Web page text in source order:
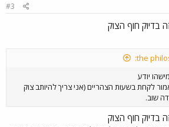
#3
בדיוק חוף הצוק
יודע
לקחת בשעות הצהריים (אני צריך להיותב צוק
בדיוק חוף הצוק